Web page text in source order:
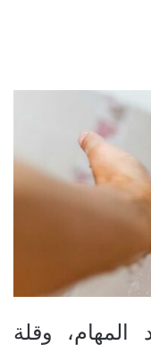
وقلة